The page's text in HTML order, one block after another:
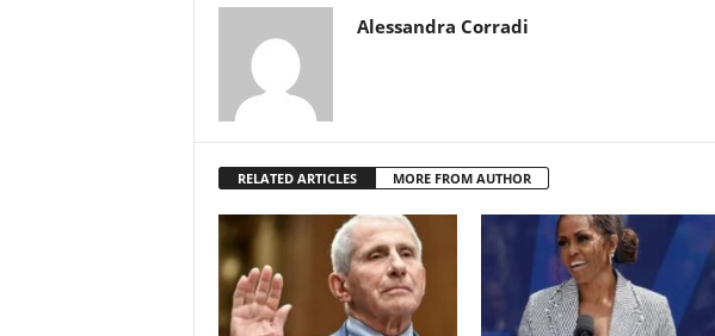
Alessandra Corradi
RELATED ARTICLES MORE FROM AUTHOR